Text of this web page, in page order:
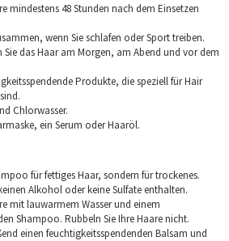
mindestens 48 Stunden nach dem Einsetzen
wenn Sie schlafen oder Sport treiben.
Sie das Haar am Morgen, am Abend und vor dem
Produkte, die speziell für Hair
Chlorwasser.
ein Serum oder Haaröl.
für fettiges Haar, sondern für trockenes.
Alkohol oder keine Sulfate enthalten.
mit lauwarmem Wasser und einem
Shampoo. Rubbeln Sie Ihre Haare nicht.
einen feuchtigkeitsspendenden Balsam und